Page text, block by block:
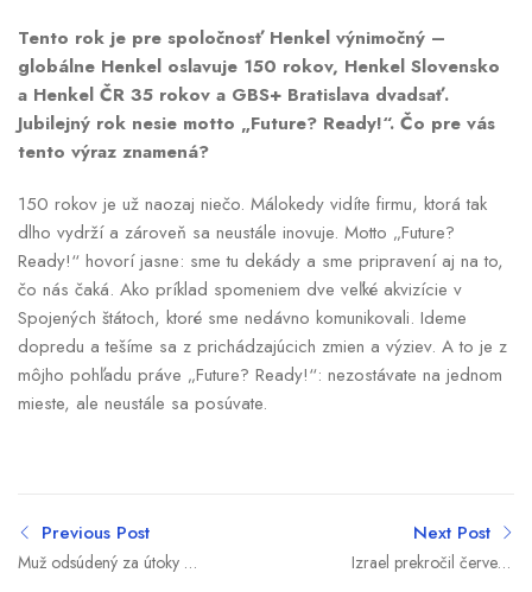
Tento rok je pre spoločnosť Henkel výnimočný –
globálne Henkel oslavuje 150 rokov, Henkel Slovensko
a Henkel ČR 35 rokov a GBS+ Bratislava dvadsať.
Jubilejný rok nesie motto „Future? Ready!“. Čo pre vás
tento výraz znamená?
150 rokov je už naozaj niečo. Málokedy vidíte firmu, ktorá tak
dlho vydrží a zároveň sa neustále inovuje. Motto „Future?
Ready!“ hovorí jasne: sme tu dekády a sme pripravení aj na to,
čo nás čaká. Ako príklad spomeniem dve veľké akvizície v
Spojených štátoch, ktoré sme nedávno komunikovali. Ideme
dopredu a tešíme sa z prichádzajúcich zmien a výziev. A to je z
môjho pohľadu práve „Future? Ready!“: nezostávate na jednom
mieste, ale neustále sa posúvate.
Previous Post
Muž odsúdený za útoky v
Next Post
Izrael prekročil červenú